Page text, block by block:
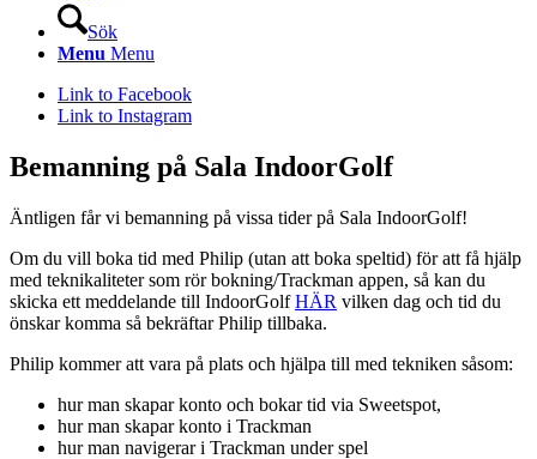
Sök
Menu Menu
Link to Facebook
Link to Instagram
Bemanning på Sala IndoorGolf
Äntligen får vi bemanning på vissa tider på Sala IndoorGolf!
Om du vill boka tid med Philip (utan att boka speltid) för att få hjälp
med teknikaliteter som rör bokning/Trackman appen, så kan du
skicka ett meddelande till IndoorGolfHÄR vilken dag och tid du
önskar komma så bekräftar Philip tillbaka.
Philip kommer att vara på plats och hjälpa till med tekniken såsom:
hur man skapar konto och bokar tid via Sweetspot,
hur man skapar konto i Trackman
hur man navigerar i Trackman under spel